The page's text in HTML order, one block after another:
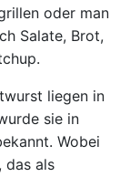
oder man
Salate, Brot,
liegen in
sie in
Wobei
das als